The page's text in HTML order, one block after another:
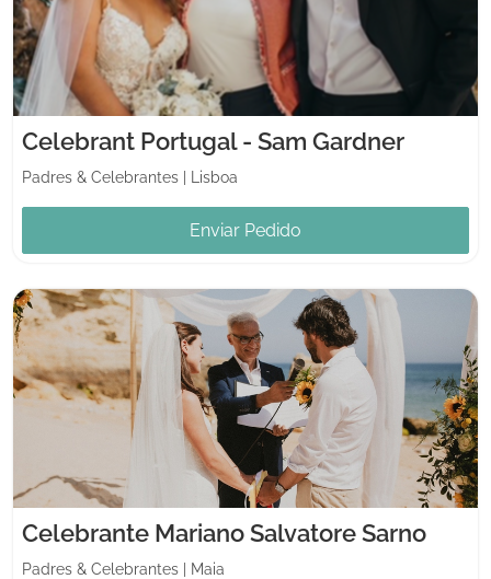
Celebrant Portugal - Sam Gardner
Padres & Celebrantes Lisboa
Enviar Pedido
Celebrante Mariano Salvatore Sarno
Padres & Celebrantes Maia